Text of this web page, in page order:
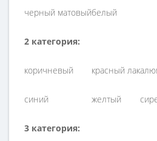
черный матовыйбелый
2 категория:
коричневый красный лак
синий желтый
3 категория: